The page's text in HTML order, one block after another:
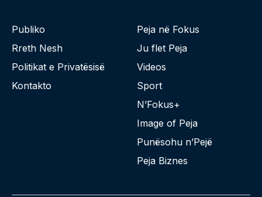
Publiko
Rreth Nesh
Politikat e Privatësisë
Kontakto
Peja në Fokus
Ju flet Peja
Videos
Sport
N’Fokus+
Image of Peja
Punësohu n’Pejë
Peja Biznes